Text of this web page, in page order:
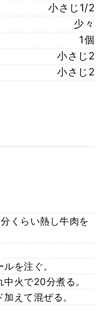
小さじ1/2
少々
1個
小さじ2
小さじ2
くらい熱し牛肉を
を注ぐ。
火で20分煮る。
えて混ぜる。